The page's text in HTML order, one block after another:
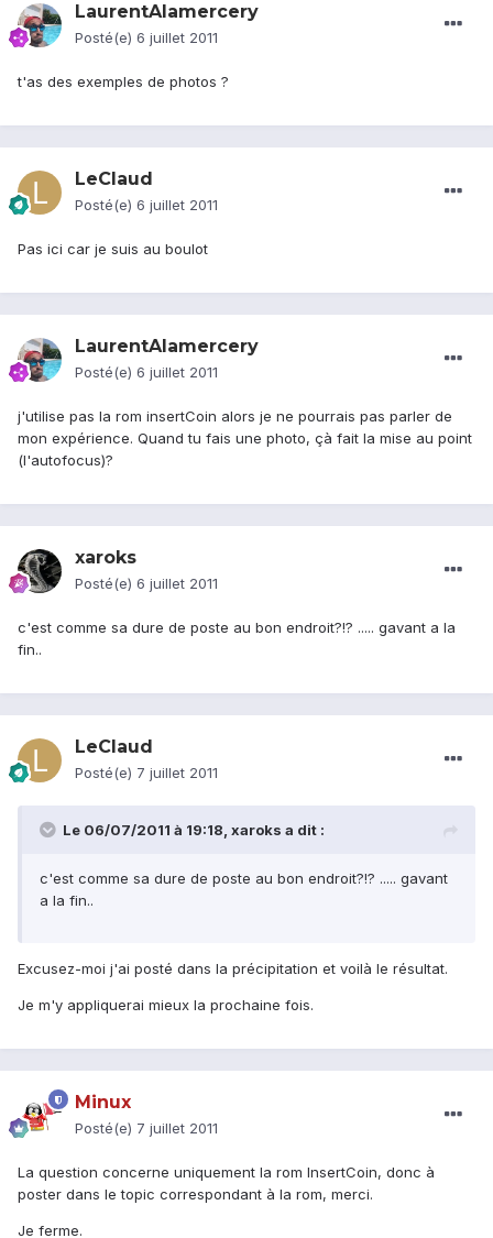
LaurentAlamercery
Posté(e) 6 juillet 2011
t'as des exemples de photos ?
LeClaud
Posté(e) 6 juillet 2011
Pas ici car je suis au boulot
LaurentAlamercery
Posté(e) 6 juillet 2011
j'utilise pas la rom insertCoin alors je ne pourrais pas parler de
mon expérience. Quand tu fais une photo, çà fait la mise au point
(l'autofocus)?
xaroks
Posté(e) 6 juillet 2011
c'est comme sa dure de poste au bon endroit?!? ..... gavant a la
fin..
LeClaud
Posté(e) 7 juillet 2011
Le 06/07/2011 à 19:18, xaroks a dit :
c'est comme sa dure de poste au bon endroit?!? ..... gavant
a la fin..
Excusez-moi j'ai posté dans la précipitation et voilà le résultat.
Je m'y appliquerai mieux la prochaine fois.
Minux
Posté(e) 7 juillet 2011
La question concerne uniquement la rom InsertCoin, donc à
poster dans le topic correspondant à la rom, merci.
Je ferme.